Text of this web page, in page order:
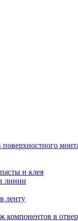
поверхностного
и клея
линии
ленту
компонентов в